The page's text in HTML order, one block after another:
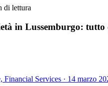
di lettura
in Lussemburgo: tutto
Financial Services · 14 marzo